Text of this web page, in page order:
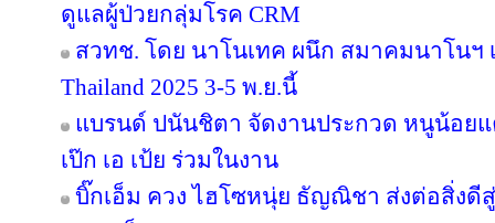
ดูแลผู้ป่วยกลุ่มโรค CRM
สวทช. โดย นาโนเทค ผนึก สมาคมนาโนฯ
Thailand 2025 3-5 พ.ย.นี้
แบรนด์ ปนันชิตา จัดงานประกวด หนูน้อยแ
เป๊ก เอ เป้ย ร่วมในงาน
บิ๊กเอ็ม ควง ไฮโซหนุ่ย ธัญณิชา ส่งต่อสิ่งดี